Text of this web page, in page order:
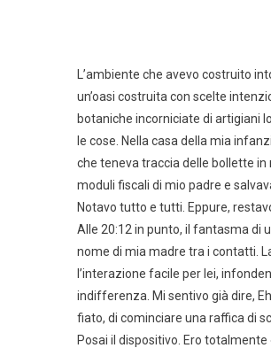
L’ambiente che avevo costruito
un’oasi costruita con scelte
botaniche incorniciate di artigiani
le cose. Nella casa della mia
che teneva traccia delle bollette
moduli fiscali di mio padre e
Notavo tutto e tutti. Eppure,
Alle 20:12 in punto, il fantasma di
nome di mia madre tra i contatti.
l’interazione facile per lei,
indifferenza. Mi sentivo già dire,
fiato, di cominciare una raffica di
Posai il dispositivo. Ero